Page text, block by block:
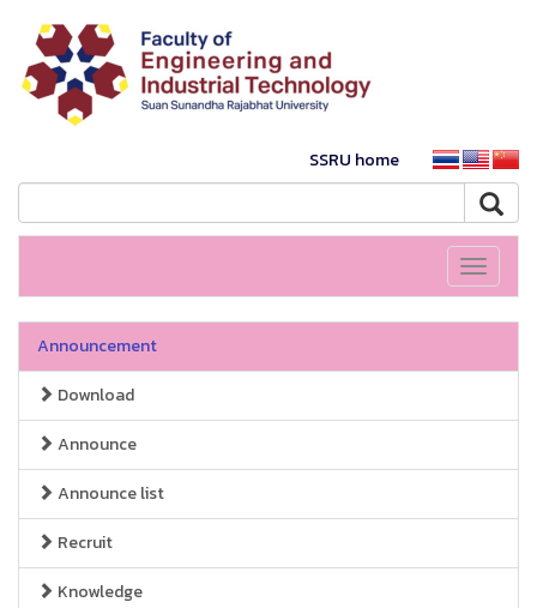
SSRU home
Toggle
Announcement
Download
Announce
Announce list
Recruit
Knowledge